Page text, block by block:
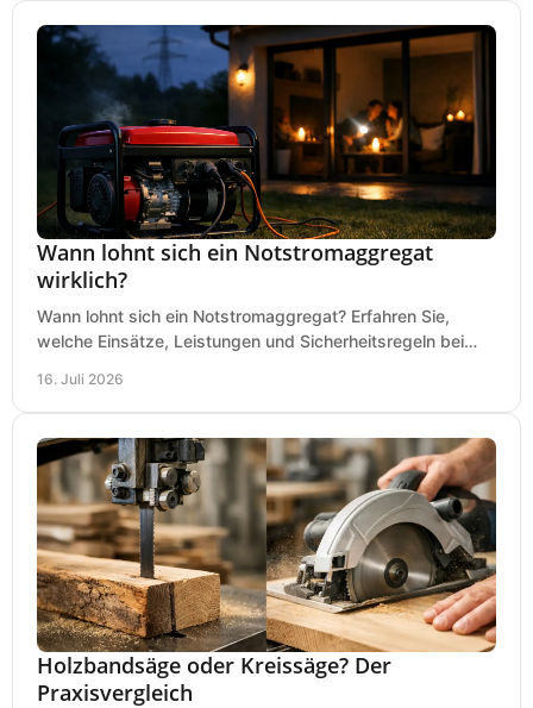
Wann lohnt sich ein Notstromaggregat
wirklich?
Wann lohnt sich ein Notstromaggregat? Erfahren Sie,
welche Einsätze, Leistungen und Sicherheitsregeln bei
16. Juli 2026
Holzbandsäge oder Kreissäge? Der
Praxisvergleich